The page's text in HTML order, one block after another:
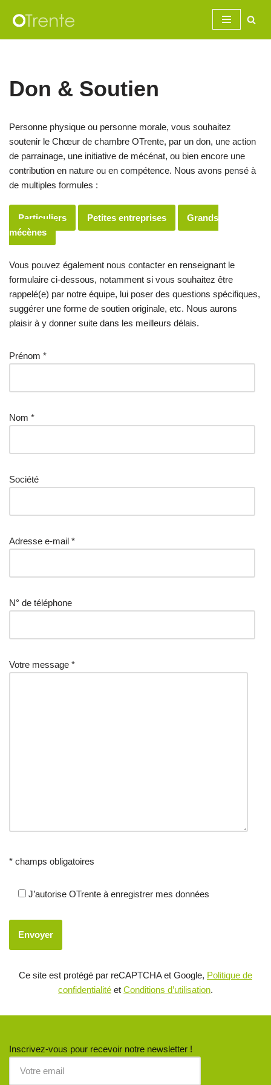
Don & Soutien
Personne physique ou personne morale, vous souhaitez
soutenir le Chœur de chambre OTrente, par un don, une action
de parrainage, une initiative de mécénat, ou bien encore une
contribution en nature ou en compétence. Nous avons pensé à
de multiples formules :
Particuliers Petites entreprises
Grands
mécènes
Vous pouvez également nous contacter en renseignant le
formulaire ci-dessous, notamment si vous souhaitez être
rappelé(e) par notre équipe, lui poser des questions spécifiques,
suggérer une forme de soutien originale, etc. Nous aurons
plaisir à y donner suite dans les meilleurs délais.
Prénom *
Nom *
Société
Adresse e-mail *
N° de téléphone
Votre message *
* champs obligatoires
J’autorise OTrente à enregistrer mes données
Ce site est protégé par reCAPTCHA et Google, Politique de
confidentialité et Conditions d’utilisation.
Inscrivez-vous pour recevoir notre newsletter !